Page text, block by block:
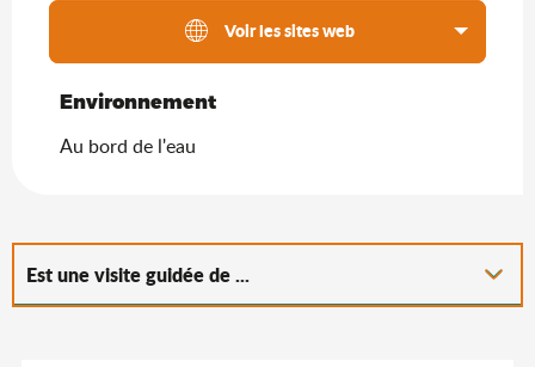
Voir les sites web
Environnement
Environnement
Au bord de l'eau
Est une visite guidée de ...